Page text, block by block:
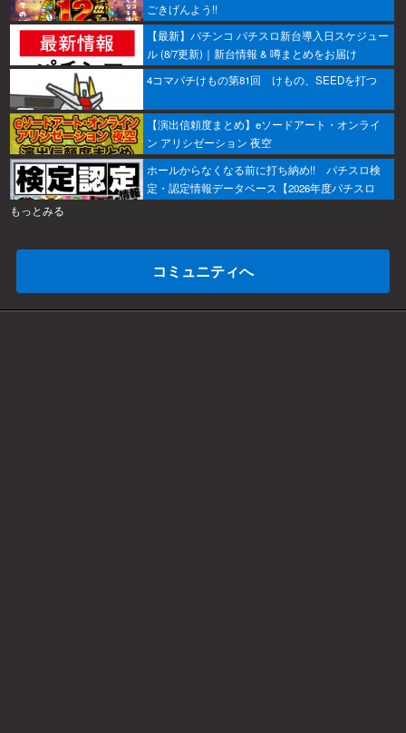
ごきげんよう!!
【最新】パチンコ パチスロ新台導入日スケジュー
ル (8/7更新)｜新台情報 & 噂まとめをお届け
4コマパチけもの第81回 けもの、SEEDを打つ
【演出信頼度まとめ】eソードアート・オンライ
ン アリシゼーション 夜空
ホールからなくなる前に打ち納め!! パチスロ検
定・認定情報データベース【2026年度パチスロ
もっとみる
コミュニティへ